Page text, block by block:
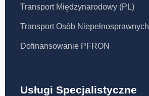
Transport Międzynarodowy (PL)
Transport Osób Niepełnosprawnych
Dofinansowanie PFRON
Usługi Specjalistyczne